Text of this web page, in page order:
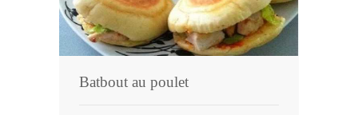
Batbout au poulet